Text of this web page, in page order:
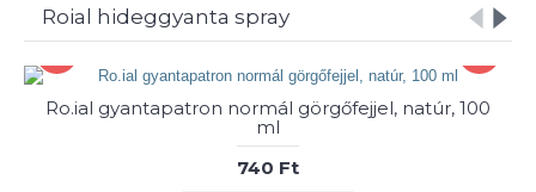
Roial hideggyanta spray
Ro.ial gyantapatron normál görgőfejjel, natúr, 100
ml
740 Ft